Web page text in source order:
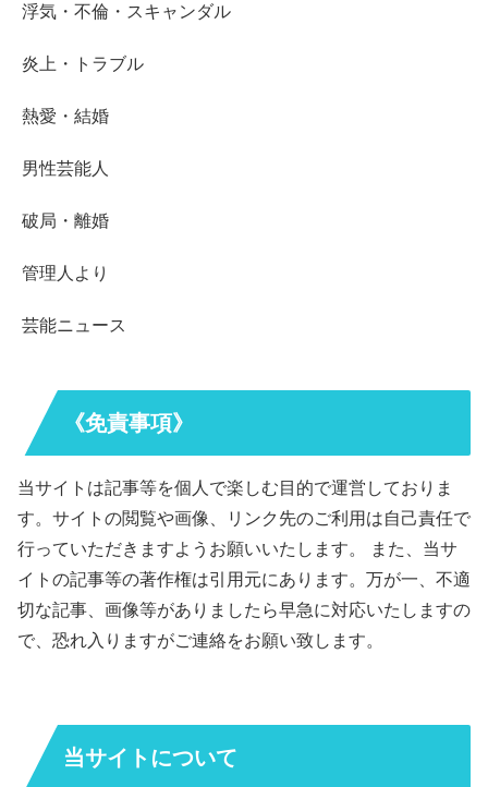
浮気・不倫・スキャンダル
炎上・トラブル
熱愛・結婚
男性芸能人
破局・離婚
管理人より
芸能ニュース
《免責事項》
当サイトは記事等を個人で楽しむ目的で運営しておりま
す。サイトの閲覧や画像、リンク先のご利用は自己責任で
行っていただきますようお願いいたします。 また、当サ
イトの記事等の著作権は引用元にあります。万が一、不適
切な記事、画像等がありましたら早急に対応いたしますの
で、恐れ入りますがご連絡をお願い致します。
当サイトについて